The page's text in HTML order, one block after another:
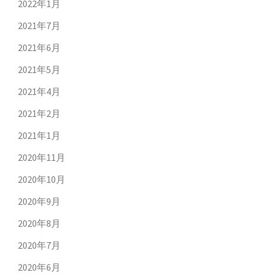
2022年1月
2021年7月
2021年6月
2021年5月
2021年4月
2021年2月
2021年1月
2020年11月
2020年10月
2020年9月
2020年8月
2020年7月
2020年6月